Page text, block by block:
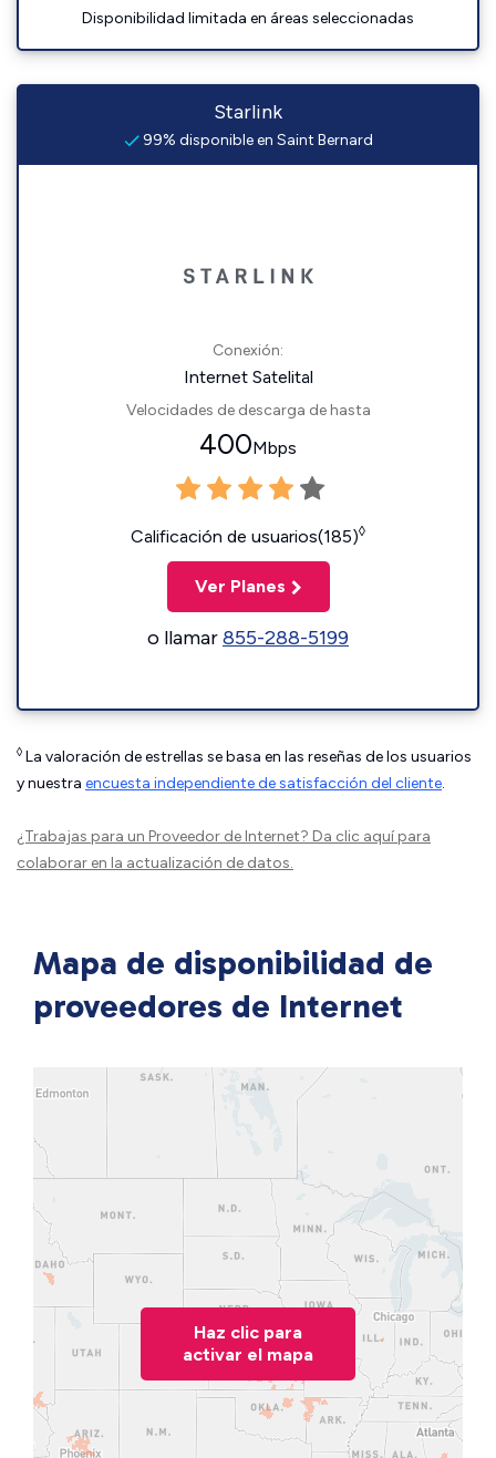
Disponibilidad limitada en áreas seleccionadas
Starlink
99% disponible en Saint Bernard
Conexión:
Internet Satelital
Velocidades de descarga de hasta
400Mbps
Calificación de usuarios(185)◊
Ver Planes
o llamar855-288-5199
◊ La valoración de estrellas se basa en las reseñas de los usuarios
y nuestra encuesta independiente de satisfacción del cliente.
¿Trabajas para un Proveedor de Internet? Da clic aquípara
colaborar en la actualización de datos.
Mapa de disponibilidad de
proveedores de Internet
Haz clic para
activar el mapa